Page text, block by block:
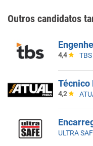
Outros candidatos
4,4
Técnico
4,2
ULTRA